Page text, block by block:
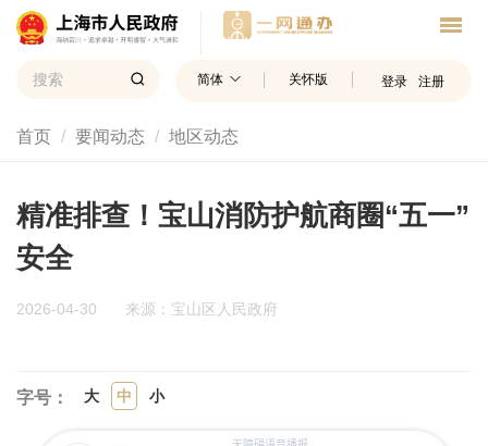
简体 关怀版 登录 注册
首页 要闻动态 地区动态
精准排查！宝山消防护航商圈“五一”
安全
2026-04-30 来源：宝山区人民政府
字号： 大 中 小